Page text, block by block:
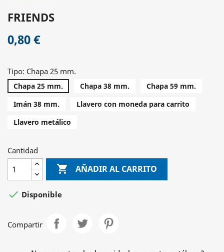
FRIENDS
0,80 €
Tipo: Chapa 25 mm.
Chapa 25 mm. Chapa 38 mm.
Chapa 59 mm.
Imán 38 mm.
Llavero con moneda para carrito
Llavero metálico
Cantidad
 AÑADIR AL CARRITO
 Disponible
Compartir